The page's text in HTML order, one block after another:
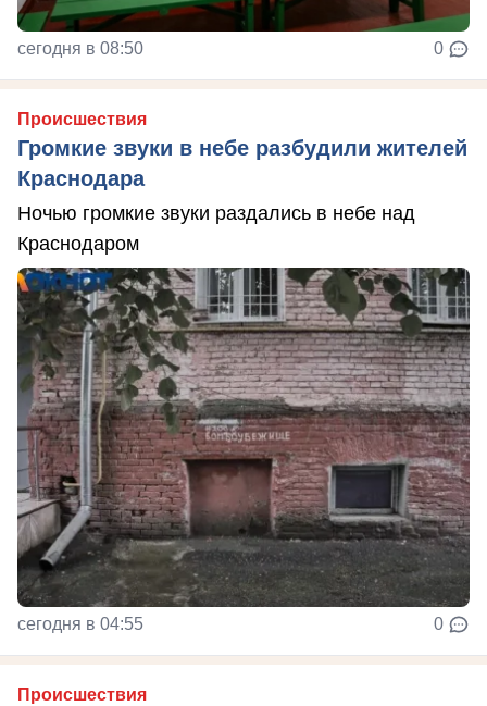
сегодня в 08:50 0
Происшествия
Громкие звуки в небе разбудили жителей
Краснодара
Ночью громкие звуки раздались в небе над
Краснодаром
сегодня в 04:55 0
Происшествия